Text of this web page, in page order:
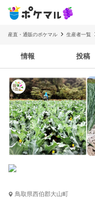
産直・通販のポケマル 生産者一覧
情報 投稿
鳥取県西伯郡大山町